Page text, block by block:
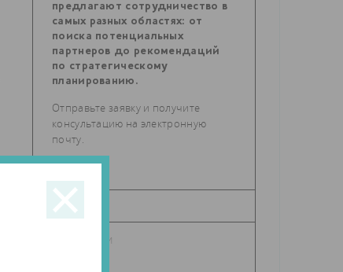
предлагают сотрудничество в
самых разных областях: от
поиска потенциальных
партнеров до рекомендаций
по стратегическому
планированию.
Отправьте заявку и получите
консультацию на электронную
почту.